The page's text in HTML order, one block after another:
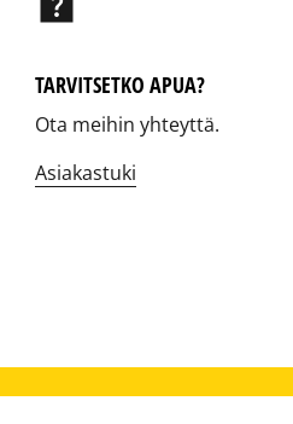
TARVITSETKO APUA?
Ota meihin yhteyttä.
Asiakastuki